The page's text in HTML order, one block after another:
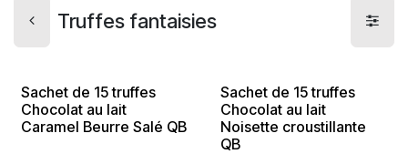
Truffes fantaisies
Sachet de 15 truffes
Chocolat au lait
Caramel Beurre Salé QB
Sachet de 15 truffes
Chocolat au lait
Noisette croustillante
QB